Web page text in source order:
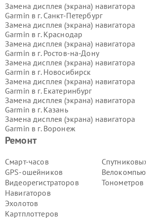
Ремонт
Смарт-часов
GPS-ошейников
Видеорегистраторов
Навигаторов
Эхолотов
Картплоттеров
Тонометров
Замена дисплея (экрана) навигатора
Garmin в г. Санкт-Петербург
Замена дисплея (экрана) навигатора
Garmin в г. Краснодар
Замена дисплея (экрана) навигатора
Garmin в г. Ростов-на-Дону
Замена дисплея (экрана) навигатора
Garmin в г. Новосибирск
Замена дисплея (экрана) навигатора
Garmin в г. Екатеринбург
Замена дисплея (экрана) навигатора
Garmin в г. Казань
Замена дисплея (экрана) навигатора
Garmin в г. Воронеж
Замена дисплея (экрана) навигатора
Garmin в г.
Garmin в г.Самара
Замена дисплея (экрана) навигатора
Garmin в г.Пермь
Замена дисплея (экрана) навигатора
Garmin в г.
Замена дисплея (экрана) навигатора